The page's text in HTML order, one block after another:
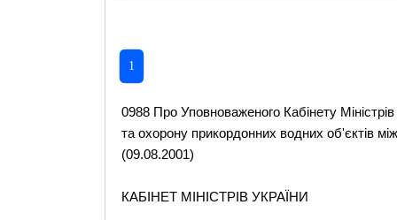
1
0988 Про Уповноваженого Кабінету
та охорону прикордонних водних об'єктів
(09.08.2001)
КАБІНЕТ МІНІСТРІВ УКРАЇНИ